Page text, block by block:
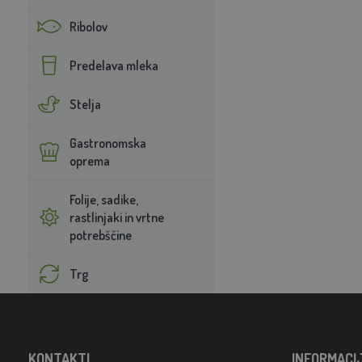
Ribolov
Predelava mleka
Stelja
Gastronomska
oprema
Folije, sadike,
rastlinjaki in vrtne
potrebščine
Trg